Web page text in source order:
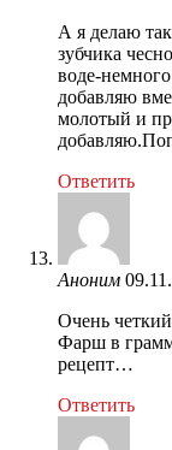
А я делаю
зубчика
воде-
добавляю
молотый и
Ответить
Аноним
Очень
Фарш в
рецепт…
Ответить